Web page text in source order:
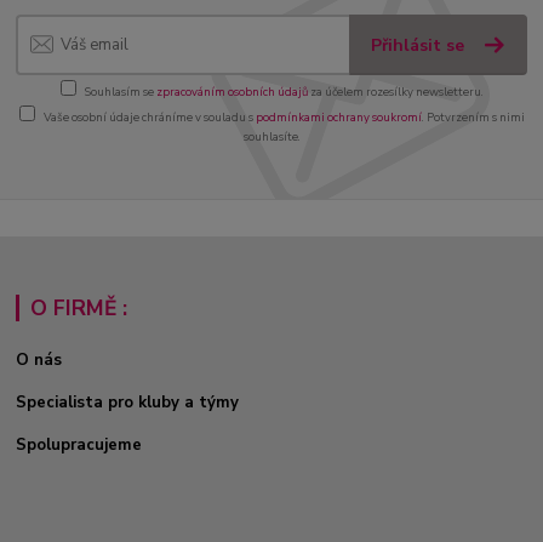
Přihlásit se
Souhlasím se zpracováním osobních údajůza účelem rozesílky newsletteru.
Vaše osobní údaje chráníme v souladu s podmínkami ochrany soukromí. Potvrzením s nimi
souhlasíte.
O FIRMĚ :
O nás
Specialista pro kluby a týmy
Spolupracujeme